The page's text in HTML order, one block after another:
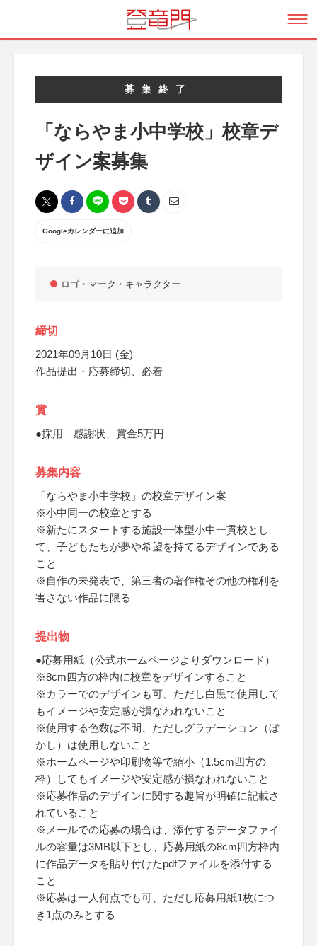
募集終了
「ならやま小中学校」校章デ
ザイン案募集
Googleカレンダーに追加
ロゴ・マーク・キャラクター
締切
2021年09月10日 (金)
作品提出・応募締切、必着
賞
●採用 感謝状、賞金5万円
募集内容
「ならやま小中学校」の校章デザイン案
※小中同一の校章とする
※新たにスタートする施設一体型小中一貫校とし
て、子どもたちが夢や希望を持てるデザインである
こと
※自作の未発表で、第三者の著作権その他の権利を
害さない作品に限る
提出物
●応募用紙（公式ホームページよりダウンロード）
※8cm四方の枠内に校章をデザインすること
※カラーでのデザインも可、ただし白黒で使用して
もイメージや安定感が損なわれないこと
※使用する色数は不問、ただしグラデーション（ぼ
かし）は使用しないこと
※ホームページや印刷物等で縮小（1.5cm四方の
枠）してもイメージや安定感が損なわれないこと
※応募作品のデザインに関する趣旨が明確に記載さ
れていること
※メールでの応募の場合は、添付するデータファイ
ルの容量は3MB以下とし、応募用紙の8cm四方枠内
に作品データを貼り付けたpdfファイルを添付する
こと
※応募は一人何点でも可、ただし応募用紙1枚につ
き1点のみとする